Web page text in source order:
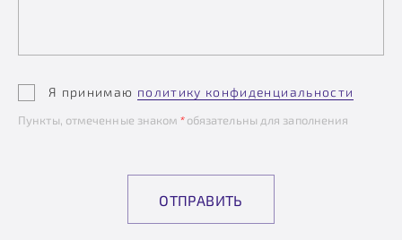
Я принимаю политику конфиденциальности
Пункты, отмеченные знаком *обязательны для заполнения
ОТПРАВИТЬ